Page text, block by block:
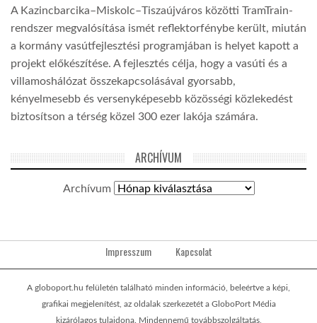
A Kazincbarcika–Miskolc–Tiszaújváros közötti TramTrain-
rendszer megvalósítása ismét reflektorfénybe került, miután
a kormány vasútfejlesztési programjában is helyet kapott a
projekt előkészítése. A fejlesztés célja, hogy a vasúti és a
villamoshálózat összekapcsolásával gyorsabb,
kényelmesebb és versenyképesebb közösségi közlekedést
biztosítson a térség közel 300 ezer lakója számára.
ARCHÍVUM
Archívum
Impresszum Kapcsolat
A globoport.hu felületén található minden információ, beleértve a képi,
grafikai megjelenítést, az oldalak szerkezetét a GloboPort Média
kizárólagos tulajdona. Mindennemű továbbszolgáltatás,